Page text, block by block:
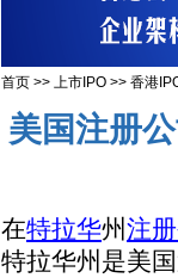
首页 >> 上市IPO >> 香港
美国注册
在特拉华州注
特拉华州是美